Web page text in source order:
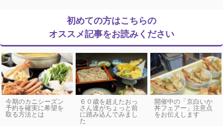
初めての方はこちらの
オススメ記事をお読みください
今期のカニシーズン
予約を確実に希望を
取る方法とは
６０歳を超えたおっ
さん達がちょっと前
に踏み込んでみまし
た
開催中の「京白いか
丼フェアー」注意点
をお伝えします